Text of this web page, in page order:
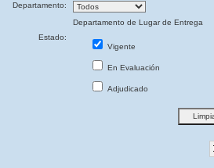
Departamento:
Departamento de Lugar de Entrega
Estado:
Vigente
En Evaluación
Adjudicado